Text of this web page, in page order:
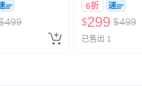
499
6折
$299 $499
已售出 1